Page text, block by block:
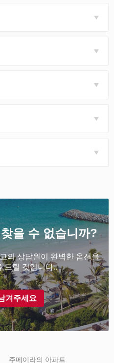
을 수 없습니까?
의 상담원이 완벽한 옵션을
드릴 것입니다..
겨주세요
주메이라의 아파트